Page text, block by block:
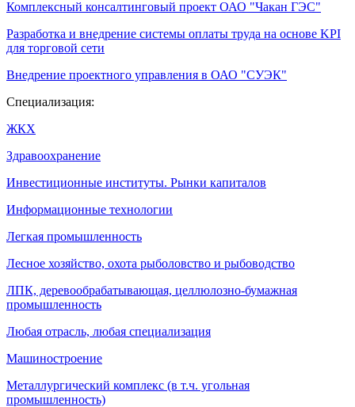
Комплексный консалтинговый проект ОАО "Чакан ГЭС"
Разработка и внедрение системы оплаты труда на основе KPI
для торговой сети
Внедрение проектного управления в ОАО "СУЭК"
Специализация:
ЖКХ
Здравоохранение
Инвестиционные институты. Рынки капиталов
Информационные технологии
Легкая промышленность
Лесное хозяйство, охота рыболовство и рыбоводство
ЛПК, деревообрабатывающая, целлюлозно-бумажная
промышленность
Любая отрасль, любая специализация
Машиностроение
Металлургический комплекс (в т.ч. угольная
промышленность)